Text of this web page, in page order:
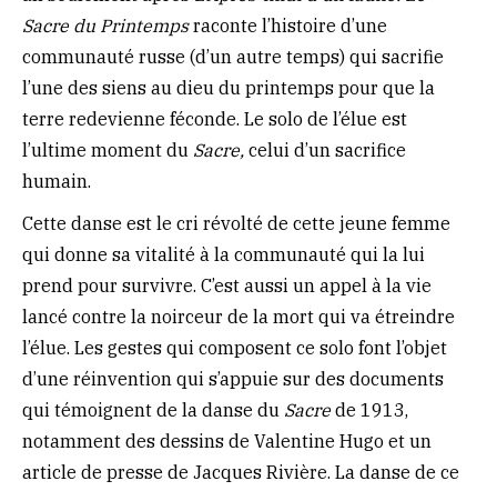
Sacre du Printempsraconte l’histoire d’une
communauté russe (d’un autre temps) qui sacrifie
l’une des siens au dieu du printemps pour que la
terre redevienne féconde. Le solo de l’élue est
l’ultime moment du Sacre, celui d’un sacrifice
humain.
Cette danse est le cri révolté de cette jeune femme
qui donne sa vitalité à la communauté qui la lui
prend pour survivre. C’est aussi un appel à la vie
lancé contre la noirceur de la mort qui va étreindre
l’élue. Les gestes qui composent ce solo font l’objet
d’une réinvention qui s’appuie sur des documents
qui témoignent de la danse du Sacrede 1913,
notamment des dessins de Valentine Hugo et un
article de presse de Jacques Rivière. La danse de ce